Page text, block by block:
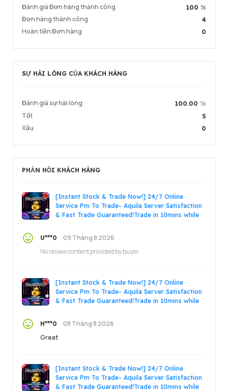
Chất lượng dịch vụ 5.00
Tốc độ giao hàng 5.00
Thông tin Cửa hàng Trò chuyện với người bán
100 %
Đánh giá Đơn hàng thành công
4
Đơn hàng thành công
0
Hoàn tiền Đơn hàng
SỰ HÀI LÒNG CỦA KHÁCH HÀNG
100.00 %
Đánh giá sự hài lòng
5
Tốt
0
Xấu
PHẢN HỒI KHÁCH HÀNG
[Instant Stock & Trade Now!] 24/7 Online
Service Pm To Trade- Aquila Server Satisfaction
& Fast Trade Guaranteed!Trade in 10mins while
U***0
09 Tháng 8 2026
No review content provided by buyer.
[Instant Stock & Trade Now!] 24/7 Online
Service Pm To Trade- Aquila Server Satisfaction
& Fast Trade Guaranteed!Trade in 10mins while
H***0
08 Tháng 8 2026
Great
[Instant Stock & Trade Now!] 24/7 Online
Service Pm To Trade- Aquila Server Satisfaction
& Fast Trade Guaranteed!Trade in 10mins while